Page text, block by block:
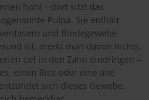
hohl – dort sitzt das
Pulpa. Sie enthält
und Bindegewebe.
ist, merkt man davon nichts.
tief in den Zahn eindringen –
einen Riss oder eine alte
sich dieses Gewebe.